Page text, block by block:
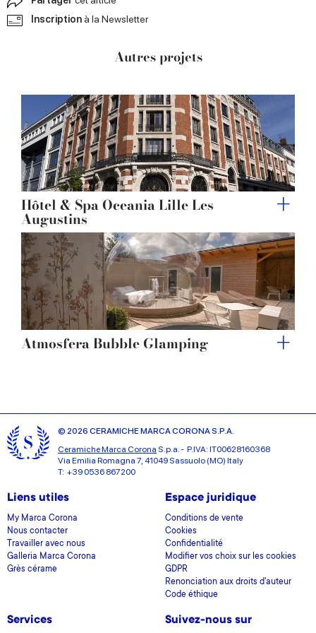
Inscription à la Newsletter
Autres projets
Hôtel & Spa Oceania Lille Les
Augustins
Atmosfera Bubble Glamping
© 2026 CERAMICHE MARCA CORONA S.P.A.
Ceramiche Marca Corona S.p.a. - P.IVA: IT00628160368
Via Emilia Romagna 7, 41049 Sassuolo (MO) Italy
T: +39 0536 867200
Liens utiles
My Marca Corona
Nous contacter
Travailler avec nous
Galleria Marca Corona
Grès cérame
Espace juridique
Conditions de vente
Cookies
Confidentialité
Modifier vos choix sur les cookies
GDPR
Renonciation aux droits d'auteur
Code éthique
Services Suivez-nous sur